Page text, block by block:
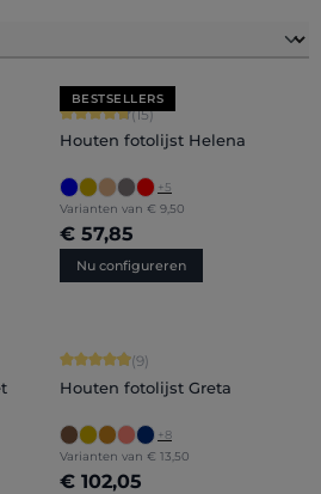
van 5 sterren
BESTSELLERS
Gemiddelde waardering van 4.8 van
(15)
Houten fotolijst Helena
+5
Varianten van € 9,50
€ 57,85
Nu configureren
van 5 sterren
Gemiddelde waardering van 4.89
(9)
Houten fotolijst Greta
+8
Varianten van € 13,50
€ 102,05